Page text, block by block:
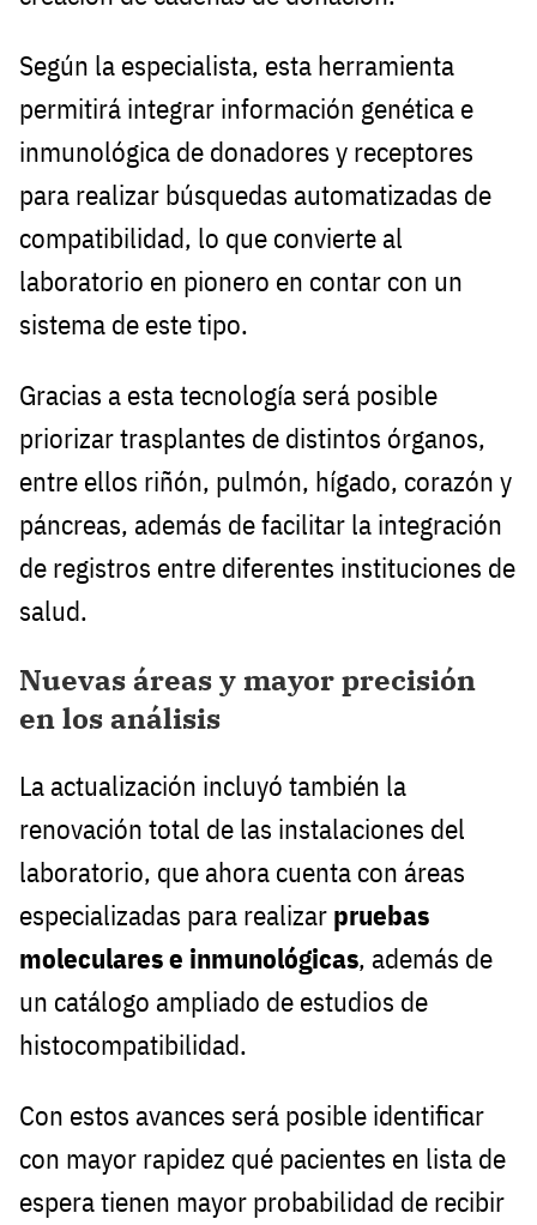
Según la especialista, esta herramienta
permitirá integrar información genética e
inmunológica de donadores y receptores
para realizar búsquedas automatizadas de
compatibilidad, lo que convierte al
laboratorio en pionero en contar con un
sistema de este tipo.
Gracias a esta tecnología será posible
priorizar trasplantes de distintos órganos,
entre ellos riñón, pulmón, hígado, corazón y
páncreas, además de facilitar la integración
de registros entre diferentes instituciones de
salud.
Nuevas áreas y mayor precisión
en los análisis
La actualización incluyó también la
renovación total de las instalaciones del
laboratorio, que ahora cuenta con áreas
especializadas para realizar pruebas
moleculares e inmunológicas, además de
un catálogo ampliado de estudios de
histocompatibilidad.
Con estos avances será posible identificar
con mayor rapidez qué pacientes en lista de
espera tienen mayor probabilidad de recibir